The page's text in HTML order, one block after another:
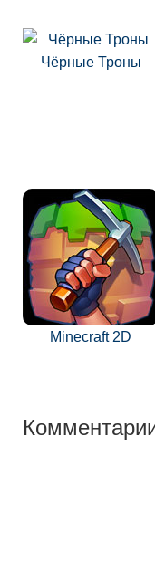
Чёрные Троны
Minecraft 2D